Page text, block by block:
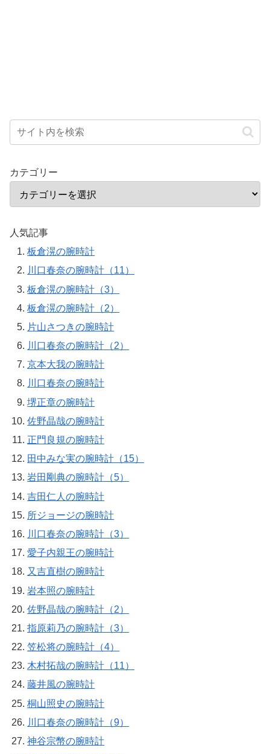
カテゴリー
人気記事
板倉滉の腕時計
川口春奈の腕時計（11）
板倉滉の腕時計（3）
板倉滉の腕時計（2）
片山さつきの腕時計
川口春奈の腕時計（2）
京本大我の腕時計
川口春奈の腕時計
堺正章の腕時計
佐野晶哉の腕時計
正門良規の腕時計
田中みな実の腕時計（15）
岩田剛典の腕時計（5）
吉田仁人の腕時計
所ジョージの腕時計
川口春奈の腕時計（3）
愛子内親王の腕時計
又吉直樹の腕時計
岩本照の腕時計
佐野晶哉の腕時計（2）
指原莉乃の腕時計（3）
笠松将の腕時計（4）
木村拓哉の腕時計（11）
藤井風の腕時計
桐山照史の腕時計
川口春奈の腕時計（9）
神谷宗幣の腕時計